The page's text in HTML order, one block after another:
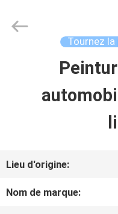
APERÇU
VIDÉOS
Meklon
Tournez
Lieu d'origine:
Nom de marque: